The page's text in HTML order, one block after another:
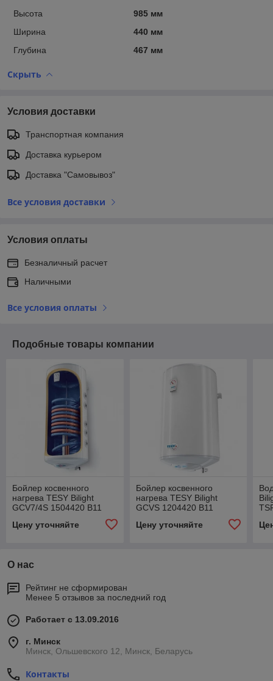
Высота
985 мм
Ширина
440 мм
Глубина
467 мм
Скрыть
Условия доставки
Транспортная компания
Доставка курьером
Доставка "Самовывоз"
Все условия доставки
Условия оплаты
Безналичный расчет
Наличными
Все условия оплаты
Подобные товары компании
Бойлер косвенного
нагрева TESY Bilight
GCV7/4S 1504420 B11
Цену уточняйте
Бойлер косвенного
нагрева TESY Bilight
GCVS 1204420 B11
Цену уточняйте
О нас
Рейтинг не сформирован
Менее 5 отзывов за последний год
Работает с 13.09.2016
г. Минск
Минск, Ольшевского 12, Минск, Беларусь
Контакты